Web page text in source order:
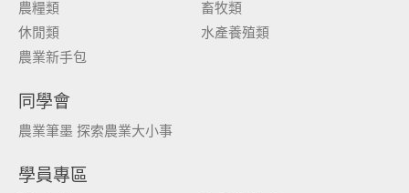
農糧類
畜牧類
休閒類
水產養殖類
農業新手包
同學會
農業筆墨 探索農業大小事
學員專區